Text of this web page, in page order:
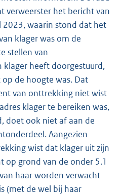
verweerster het bericht van
2023, waarin stond dat het
klager was om de
stellen van
klager heeft doorgestuurd,
de hoogte was. Dat
van onttrekking niet wist
klager te bereiken was,
doet ook niet af aan de
Aangezien
wist dat klager uit zijn
op grond van de onder 5.1
haar worden verwacht
(met de wel bij haar